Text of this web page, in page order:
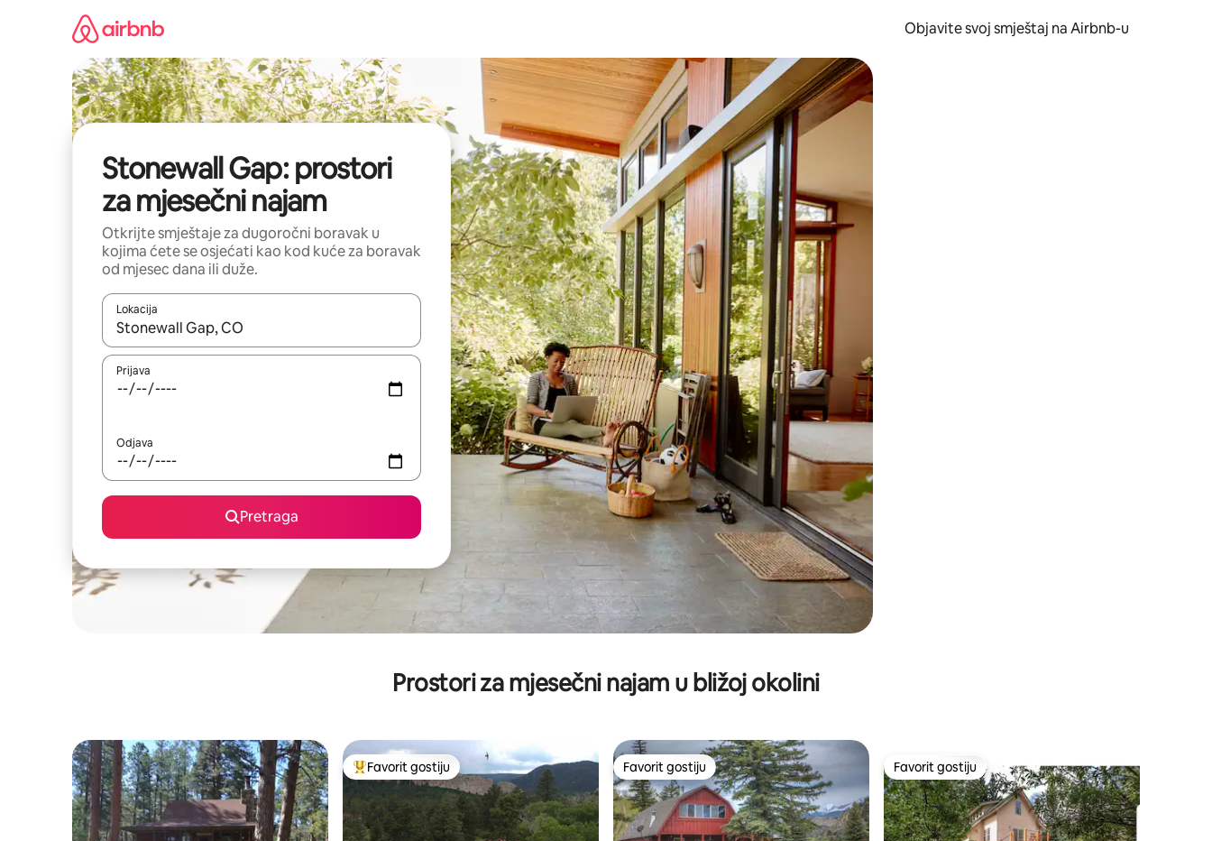
Objavite svoj smještaj na Airbnb-u
Stonewall Gap: prostori
za mjesečni najam
Otkrijte smještaje za dugoročni boravak u
kojima ćete se osjećati kao kod kuće za boravak
od mjesec dana ili duže.
Lokacija
Kad su rezultati dostupni, možete da se krećete kroz njih pomoću strelica nagore i nadolje, kao i da ih istražujte dodirom ili prevlačenjem.
Prijava
Odjava
Pretraga
Prostori za mjesečni najam u bližoj okolini
Glavni favorit gostiju
Favorit gostiju Favorit gostiju
Favorit gostiju Favorit gostiju
Favorit gostiju